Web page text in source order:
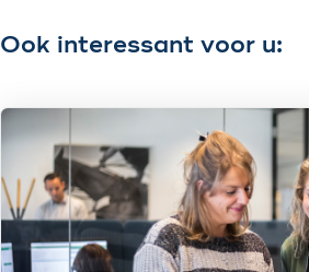
Ook interessant voor u: